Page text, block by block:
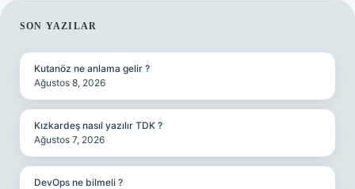
SIDEBAR
SON YAZILAR
Kutanöz ne anlama gelir ?
Ağustos 8, 2026
Kızkardeş nasıl yazılır TDK ?
Ağustos 7, 2026
DevOps ne bilmeli ?